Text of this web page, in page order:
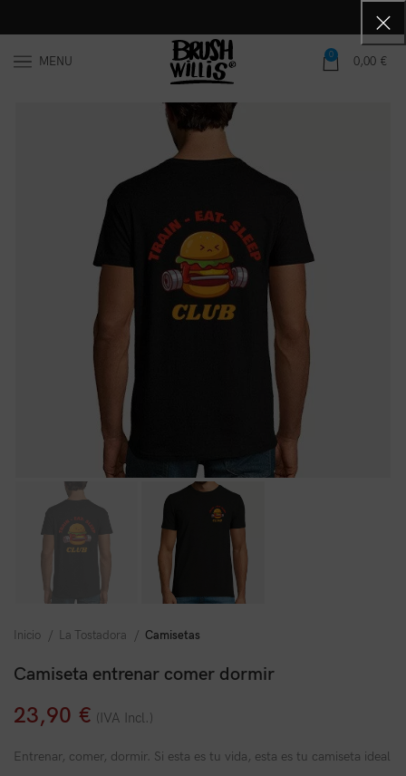
MENU 0 0,00 €
Inicio La Tostadora Camisetas
Camiseta entrenar comer dormir
23,90 € (IVA Incl.)
Entrenar, comer, dormir. Si esta es tu vida, esta es tu camiseta ideal